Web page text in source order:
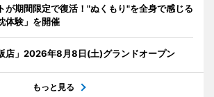
が期間限定で復活！"ぬくもり"を全身で感じる
体験」を開催
店」2026年8月8日(土)グランドオープン
もっと見る